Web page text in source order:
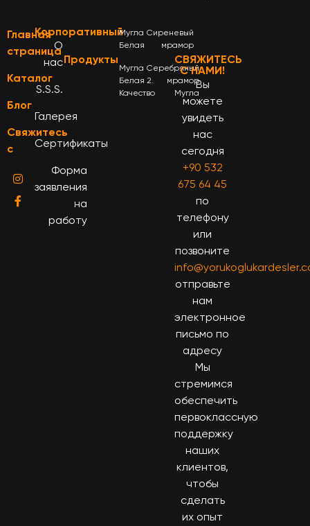
Главная
страница
Каталог
Блог
Свяжитесь
с
Корпоративный
О
нас
S.S.S.
Галерея
Сертификаты
Форма
заявления
на
работу
Продукты
Мугла
Белая
Мугла
Белая 2.
Качество
Сиреневый
мрамор
Серебряный
мрамор
Мугла
СВЯЖИТЕСЬ
С НАМИ!
Вы
можете
увидеть
нас
сегодня
+90 532
675 64 45
по
телефону
или
позвоните
отправьте
нам
электронное
письмо по
адресу
Мы
стремимся
обеспечить
первоклассную
поддержку
наших
клиентов,
чтобы
сделать
их опыт